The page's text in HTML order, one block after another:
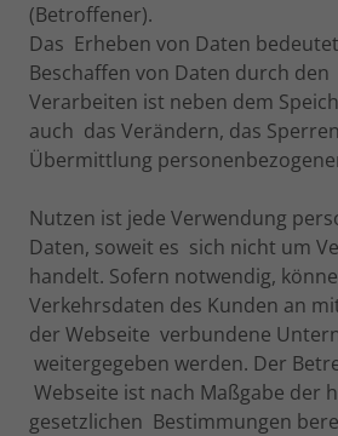
(Betroffener).
Das Erheben von Daten
Beschaffen von Daten durch
Verarbeiten ist neben dem
auch das Verändern, das
Übermittlung
Nutzen ist jede Verwendung
Daten, soweit es sich nicht um
handelt. Sofern notwendig,
Verkehrsdaten des Kunden an
der Webseite verbundene
weitergegeben werden. Der
Webseite ist nach Maßgabe der
gesetzlichen Bestimmungen